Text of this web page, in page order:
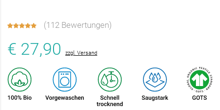
(112 Bewertungen)
€ 27,90 zzgl. Versand